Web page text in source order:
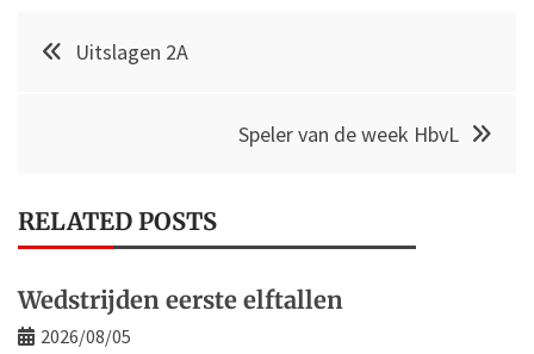
Post Uitslagen 2A
Speler van de week HbvL
RELATED POSTS
Wedstrijden eerste elftallen
2026/08/05